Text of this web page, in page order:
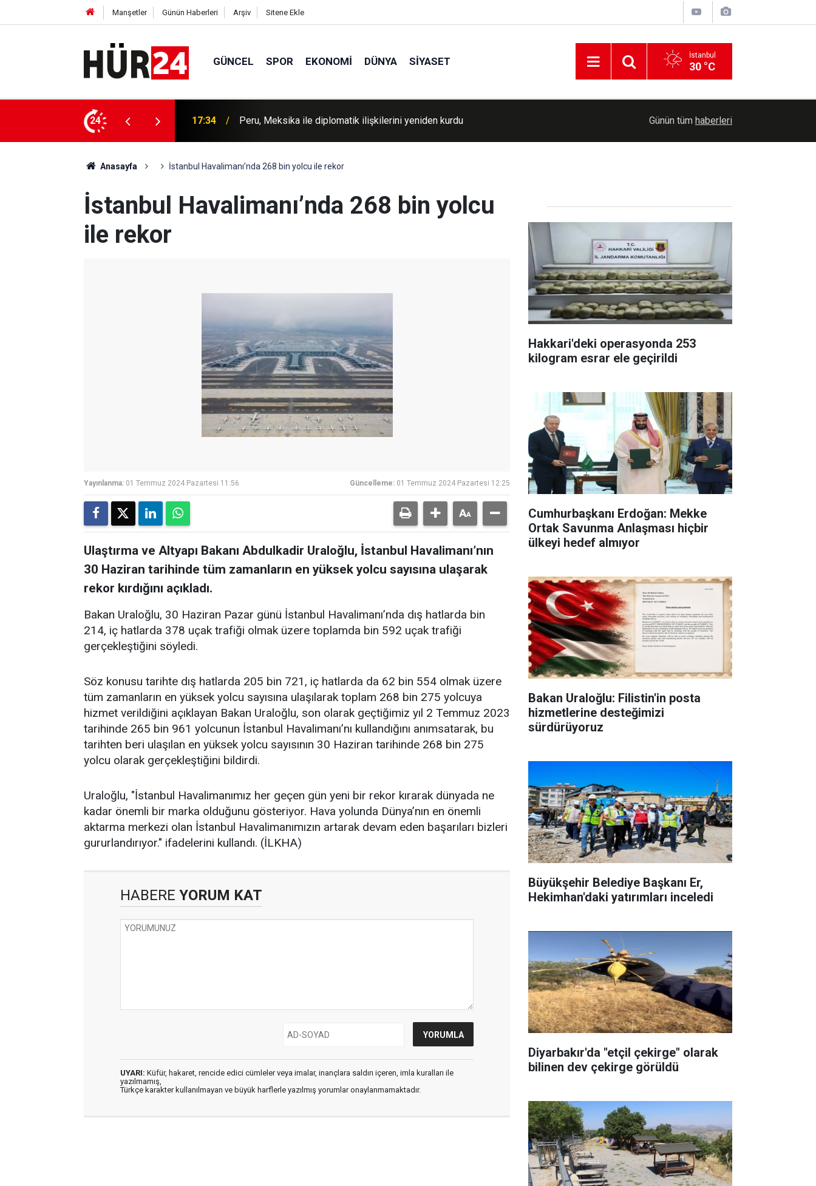
Manşetler Günün Haberleri Arşiv Sitene Ekle
GÜNCEL SPOR EKONOMI DÜNYA SIYASET İstanbul
30 °C
24
yeniden kurdu 17:21 Rusya, Kuzey Deniz Rotası'nda Çin ile düzenli konteyner hattı başlatıyor İran ile Umman arasında Hürmüz'de genel
Günün tüm haberleri
Anasayfa İstanbul Havalimanı’nda 268 bin yolcu ile rekor
İstanbul Havalimanı’nda 268 bin yolcu
ile rekor
Yayınlanma: 01 Temmuz 2024 Pazartesi 11:56 Güncelleme: 01 Temmuz 2024 Pazartesi 12:25
Ulaştırma ve Altyapı Bakanı Abdulkadir Uraloğlu, İstanbul Havalimanı’nın
30 Haziran tarihinde tüm zamanların en yüksek yolcu sayısına ulaşarak
rekor kırdığını açıkladı.
Bakan Uraloğlu, 30 Haziran Pazar günü İstanbul Havalimanı’nda dış hatlarda bin
214, iç hatlarda 378 uçak trafiği olmak üzere toplamda bin 592 uçak trafiği
gerçekleştiğini söyledi.
Söz konusu tarihte dış hatlarda 205 bin 721, iç hatlarda da 62 bin 554 olmak üzere
tüm zamanların en yüksek yolcu sayısına ulaşılarak toplam 268 bin 275 yolcuya
hizmet verildiğini açıklayan Bakan Uraloğlu, son olarak geçtiğimiz yıl 2 Temmuz 2023
tarihinde 265 bin 961 yolcunun İstanbul Havalimanı’nı kullandığını anımsatarak, bu
tarihten beri ulaşılan en yüksek yolcu sayısının 30 Haziran tarihinde 268 bin 275
yolcu olarak gerçekleştiğini bildirdi.
Uraloğlu, "İstanbul Havalimanımız her geçen gün yeni bir rekor kırarak dünyada ne
kadar önemli bir marka olduğunu gösteriyor. Hava yolunda Dünya’nın en önemli
aktarma merkezi olan İstanbul Havalimanımızın artarak devam eden başarıları bizleri
gururlandırıyor." ifadelerini kullandı. (İLKHA)
HABERE YORUM KAT
UYARI: Küfür, hakaret, rencide edici cümleler veya imalar, inançlara saldırı içeren, imla kuralları ile
yazılmamış,
Türkçe karakter kullanılmayan ve büyük harflerle yazılmış yorumlar onaylanmamaktadır.
Hakkari'deki operasyonda 253
kilogram esrar ele geçirildi
Cumhurbaşkanı Erdoğan: Mekke
Ortak Savunma Anlaşması hiçbir
ülkeyi hedef almıyor
Bakan Uraloğlu: Filistin'in posta
hizmetlerine desteğimizi
sürdürüyoruz
Büyükşehir Belediye Başkanı Er,
Hekimhan'daki yatırımları inceledi
Diyarbakır'da "etçil çekirge" olarak
bilinen dev çekirge görüldü